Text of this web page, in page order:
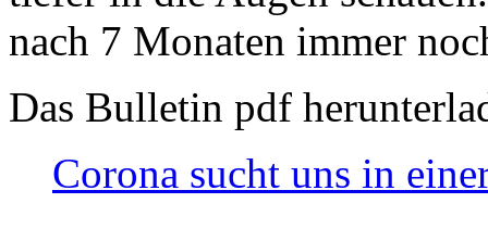
nach 7 Monaten immer
Das Bulletin pdf
Corona sucht uns in